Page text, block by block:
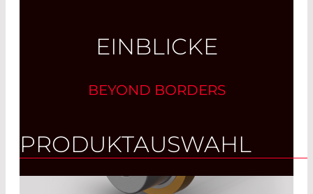
EINBLICKE
BEYOND BORDERS
PRODUKTAUSWAHL